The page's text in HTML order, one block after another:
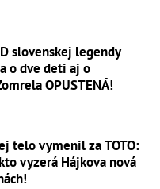
slovenskej legendy
o dve deti aj o
OPUSTENÁ!
telo vymenil za TOTO:
vyzerá Hájkova nová